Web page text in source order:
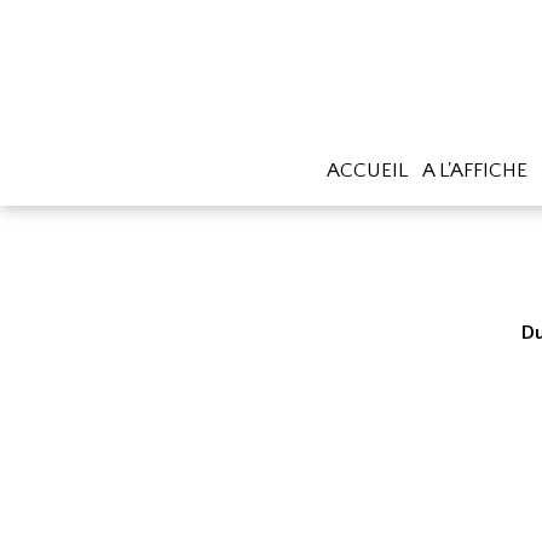
ACCUEIL A L'AFFICHE